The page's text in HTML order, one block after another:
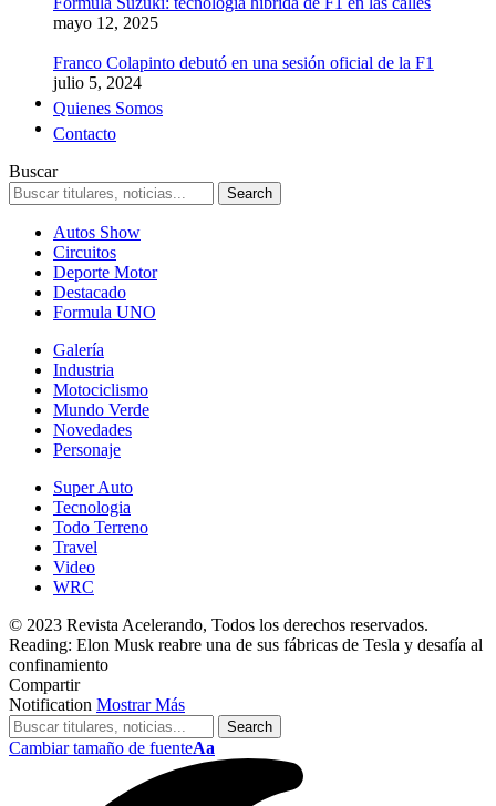
mayo 12, 2025
Franco Colapinto debutó en una sesión oficial de la F1
julio 5, 2024
Quienes Somos
Contacto
Buscar
Autos Show
Circuitos
Deporte Motor
Destacado
Formula UNO
Galería
Industria
Motociclismo
Mundo Verde
Novedades
Personaje
Super Auto
Tecnologia
Todo Terreno
Travel
Video
WRC
© 2023 Revista Acelerando, Todos los derechos reservados.
Reading: Elon Musk reabre una de sus fábricas de Tesla y desafía al
confinamiento
Compartir
Notification Mostrar Más
Cambiar tamaño de fuenteAa